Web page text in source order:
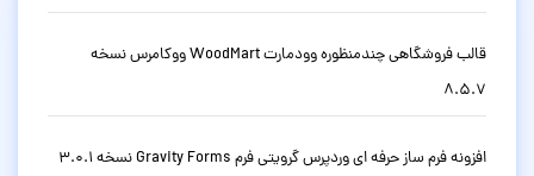
قالب فروشگاهی چندمنظوره وودمارت WoodMart ووکامرس نسخه
8.5.7
افزونه فرم ساز حرفه ای وردپرس گرویتی فرم Gravity Forms نسخه 3.0.1